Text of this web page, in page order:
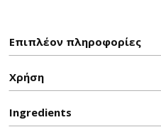
Επιπλέον πληροφορίες
Χρήση
Ιngredients